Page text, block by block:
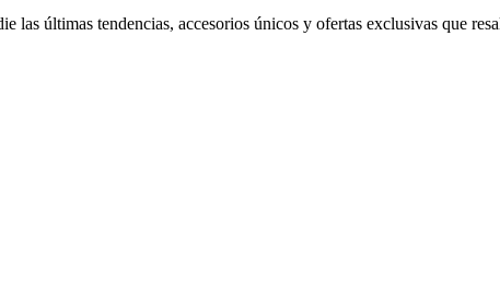
las últimas tendencias, accesorios únicos y ofertas exclusivas que